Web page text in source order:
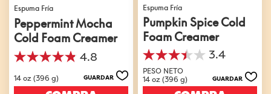
Espuma Fría
Peppermint Mocha
Cold Foam Creamer
4.8
4.8
5
14 oz (396 g) GUARDAR
Espuma Fría
Pumpkin Spice Cold
Foam Creamer
3.4
3.4
de
5
PESO NETO
14 oz (396 g)
GUARDAR